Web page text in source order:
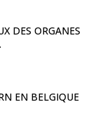
DES ORGANES
EN BELGIQUE